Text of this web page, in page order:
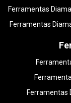
Ferramentas
Ferramentas
Ferramentas